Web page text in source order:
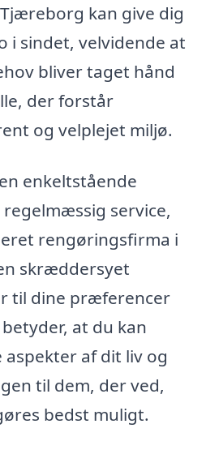
kan give dig
i sindet, velvidende at
bliver taget hånd
der forstår
og velplejet miljø.
enkeltstående
service,
rengøringsfirma i
skræddersyet
til dine præferencer
at du kan
af dit liv og
til dem, der ved,
bedst muligt.